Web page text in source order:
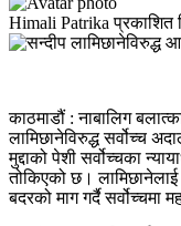
Himali Patrika प्रकाशित
काठमाडौं : नाबालिग
लामिछानेविरुद्ध सर्वोच्च
मुद्दाको पेशी सर्वोच्चका
तोकिएको छ।
बदरको माग गर्दै सर्वोच्चमा